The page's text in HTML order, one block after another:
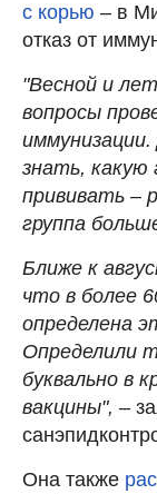
с корью – в
отказ от
"Весной и
вопросы
знать, какую
прививать –
группа
Ближе к
что в более
определена
Определили
буквально в
вакцины", –
Она также